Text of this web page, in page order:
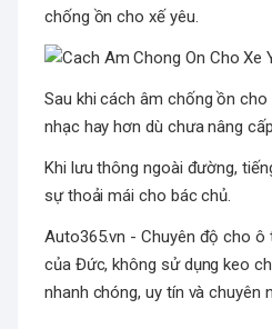
chống ồn cho xế yêu.
Sau khi cách âm chống ồn
nhạc hay hơn dù chưa nâng
Khi lưu thông ngoài đường,
sự thoải mái cho bác chủ.
Auto365.vn - Chuyên độ cho ô
của Đức, không sử dụng keo
nhanh chóng, uy tín và chuyên